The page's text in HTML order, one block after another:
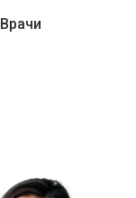
Врачи